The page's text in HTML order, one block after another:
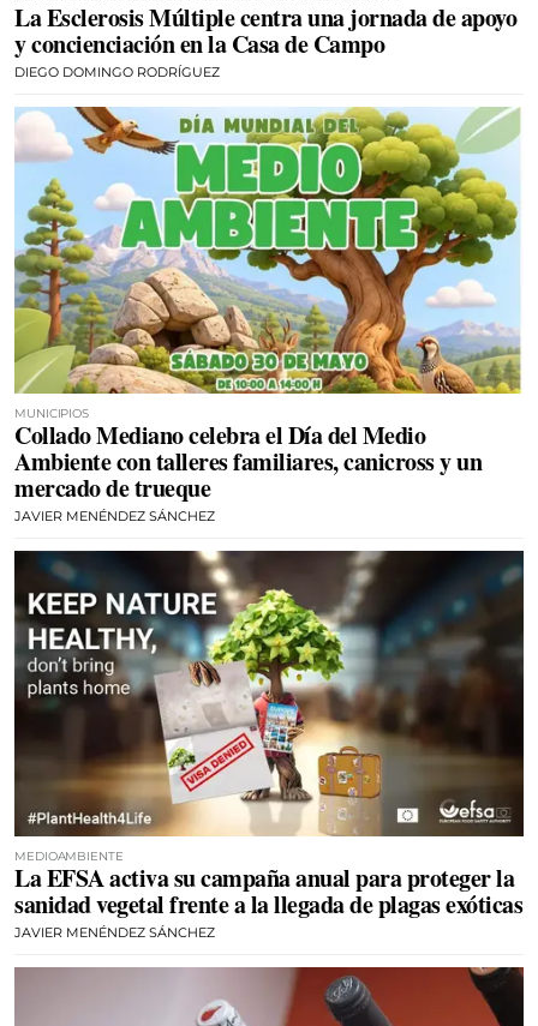
La Esclerosis Múltiple centra una jornada de apoyo
y concienciación en la Casa de Campo
DIEGO DOMINGO RODRÍGUEZ
MUNICIPIOS
Collado Mediano celebra el Día del Medio
Ambiente con talleres familiares, canicross y un
mercado de trueque
JAVIER MENÉNDEZ SÁNCHEZ
MEDIOAMBIENTE
La EFSA activa su campaña anual para proteger la
sanidad vegetal frente a la llegada de plagas exóticas
JAVIER MENÉNDEZ SÁNCHEZ